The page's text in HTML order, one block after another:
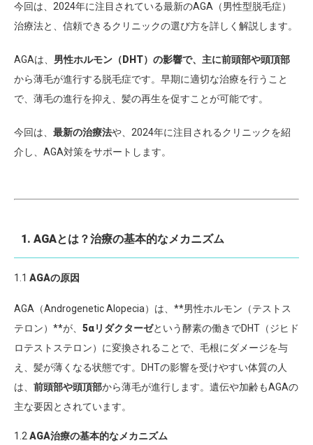
今回は、2024年に注目されている最新のAGA（男性型脱毛症）
治療法と、信頼できるクリニックの選び方を詳しく解説します。
AGAは、 男性ホルモン（DHT）の影響で、主に前頭部や頭頂部
から薄毛が進行する脱毛症です。早期に適切な治療を行うこと
で、薄毛の進行を抑え、髪の再生を促すことが可能です。
今回は、 最新の治療法や、2024年に注目されるクリニックを紹
介し、AGA対策をサポートします。
1. AGAとは？治療の基本的なメカニズム
1.1 AGAの原因
AGA（Androgenetic Alopecia）は、**男性ホルモン（テストス
テロン）**が、 5αリダクターゼという酵素の働きでDHT（ジヒド
ロテストステロン）に変換されることで、毛根にダメージを与
え、髪が薄くなる状態です。DHTの影響を受けやすい体質の人
は、 前頭部や頭頂部から薄毛が進行します。遺伝や加齢もAGAの
主な要因とされています。
1.2 AGA治療の基本的なメカニズム